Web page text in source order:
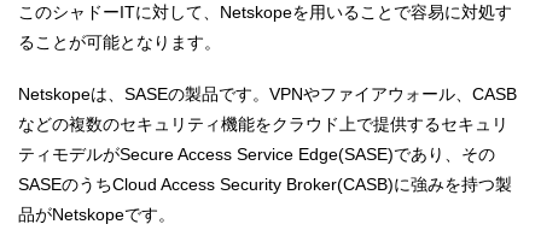
このシャドーITに対して、Netskopeを用いることで容易に対処す
ることが可能となります。
Netskopeは、SASEの製品です。VPNやファイアウォール、CASB
などの複数のセキュリティ機能をクラウド上で提供するセキュリ
ティモデルがSecure Access Service Edge(SASE)であり、その
SASEのうちCloud Access Security Broker(CASB)に強みを持つ製
品がNetskopeです。